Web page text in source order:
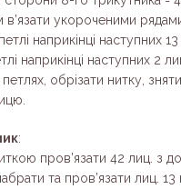
в’язати укороченими
наприкінці наступних
наприкінці наступних 2
обрізати нитку,
:
пров’язати 42 лиц. з
та пров’язати лиц.